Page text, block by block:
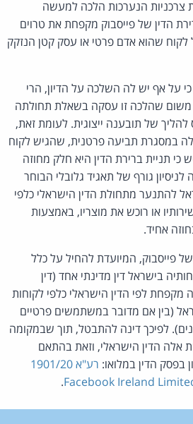
צרכניות הנערכות הלכה למעשה
הדין של פייסבוק מקפחת את טרוים
שהוא אדם פרטי או עסק קטן הנזקק
על אף יש לה השלכה על הדיון, הרי
משום שהלכה זו עסקה בשאלת תחולתה
להליך של תובענה ייצוגית. לעומת זאת,
במסגרת תביעה פרטנית, שהגיש לקוח
כי תניית ברירת הדין היא חלק מחוזה
לניסיון גורף של תאגיד גלובלי הבוחר
להתנער מתחולת הדין הישראלי כלפי
או רוכש את מוצריו, באמצעות
אחיד.
של פייסבוק, המיועדת להחיל על כלל
בישראל דין מדינתי אחד (דין
מקפחת לפי הדין הישראלי כלפי לקוחות
(בין אם מדובר במשתמשים פרטיים
לפיכך דינה להתבטל, תוך שבמקומה
אלה הדין הישראלי, וזאת בהתאם
בפסק הדין במלואו:
רע"א 1901/20
.